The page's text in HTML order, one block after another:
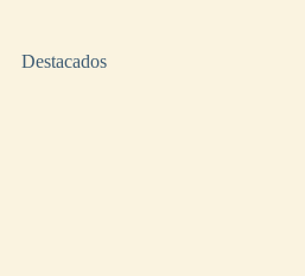
Destacados